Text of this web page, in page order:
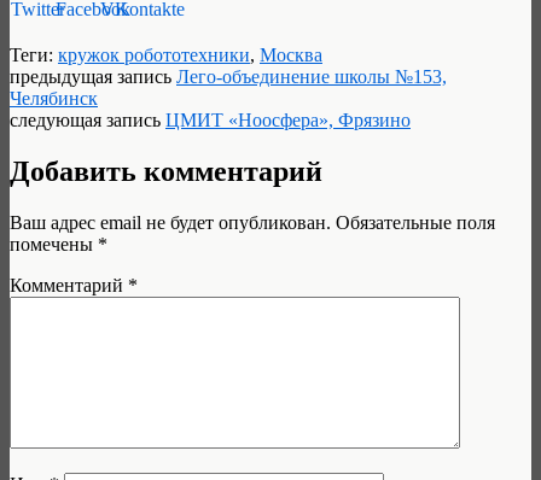
Теги: кружок робототехники, Москва
предыдущая запись Лего-объединение школы №153,
Челябинск
следующая запись ЦМИТ «Ноосфера», Фрязино
Добавить комментарий
Ваш адрес email не будет опубликован. Обязательные поля
помечены *
Комментарий *